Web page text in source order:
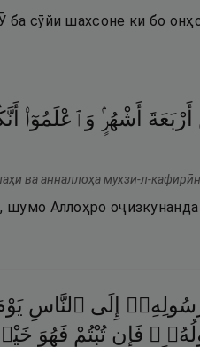
сӯйи шахсоне ки бо
أَرْبَعَةَ أَشْهُرٍۢ وَٱعْلَمُوٓا۟
ва анналлоҳа мухзи-л-кафирӣн.
Аллоҳро
إِلَى ٱلنَّاسِ
فَإِن تُبْتُمْ فَهُوَ